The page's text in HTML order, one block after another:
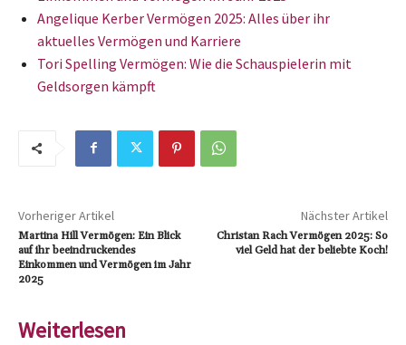
Angelique Kerber Vermögen 2025: Alles über ihr
aktuelles Vermögen und Karriere
Tori Spelling Vermögen: Wie die Schauspielerin mit
Geldsorgen kämpft
Vorheriger Artikel
Martina Hill Vermögen: Ein Blick
auf ihr beeindruckendes
Einkommen und Vermögen im Jahr
2025
Nächster Artikel
Christan Rach Vermögen 2025: So
viel Geld hat der beliebte Koch!
Weiterlesen